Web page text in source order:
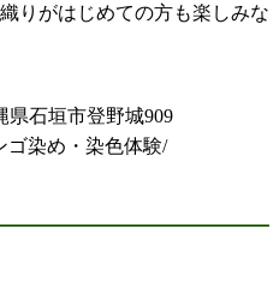
りがはじめての方も楽しみな
石垣市登野城909
ゴ染め・染色体験/